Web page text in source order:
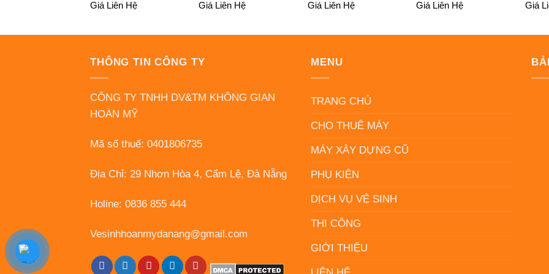
Giá Liên Hệ
Giá Liên Hệ
Giá Liên Hệ
Giá Liên Hệ
Giá
THÔNG TIN CÔNG TY
CÔNG TY TNHH DV&TM KHÔNG GIAN
HOÀN MỸ
Mã số thuế: 0401806735
Địa Chỉ: 29 Nhơn Hòa 4, Cẩm Lệ, Đà Nẵng
Holine: 0836 855 444
Vesinhhoanmydanang@gmail.com
MENU
TRANG CHỦ
CHO THUÊ MÁY
MÁY XÂY DỰNG CŨ
PHỤ KIỆN
DỊCH VỤ VỆ SINH
THI CÔNG
GIỚI THIỆU